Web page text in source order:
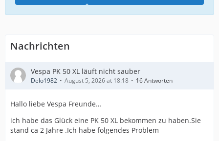
Nachrichten
Vespa PK 50 XL läuft nicht sauber
Delo1982 August 5, 2026 at 18:18 16 Antworten
Hallo liebe Vespa Freunde…
ich habe das Glück eine PK 50 XL bekommen zu haben.Sie
stand ca 2 Jahre .Ich habe folgendes Problem